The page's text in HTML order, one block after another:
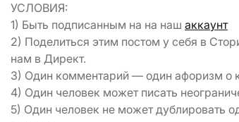
УСЛОВИЯ:
1) Быть подписанным на на наш аккаунт
2) Поделиться этим постом у себя в
нам в Директ.
3) Один комментарий — один афоризм о
4) Один человек может писать
5) Один человек не может дублировать